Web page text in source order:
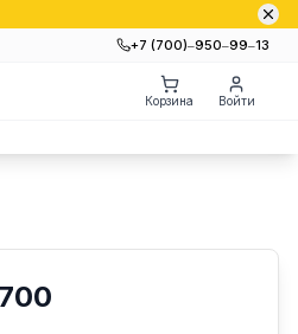
+7 (700)‒950‒99‒13
Корзина Войти